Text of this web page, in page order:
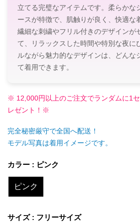
立てる完璧なアイテムです。柔らかな
ースが特徴で、肌触りが良く、快適な
繊細な刺繍やフリル付きのデザインが
て、リラックスした時間や特別な夜に
ルながら魅力的なデザインは、どんな
て着用できます。
※ 12,000円以上のご注文でランダムに1
レゼント！※
完全秘密厳守で全国へ配送！
モデル写真は着用イメージです。
カラー : ピンク
ピンク
サイズ : フリーサイズ